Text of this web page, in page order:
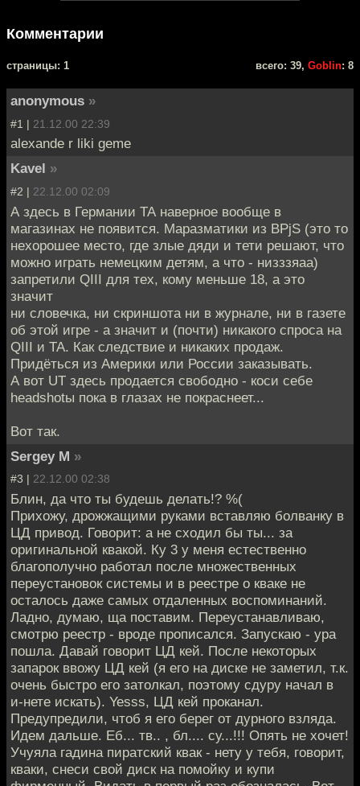
Комментарии
cтраницы: 1 всего: 39, Goblin: 8
anonymous »
#1 | 21.12.00 22:39
alexande r liki geme
Kavel »
#2 | 22.12.00 02:09
А здесь в Германии ТА наверное вообще в
магазинах не появится. Маразматики из BPjS (это то
нехорошее место, где злые дяди и тети решают, что
можно играть немецким детям, а что - низззяаа)
запретили QIII для тех, кому меньше 18, а это
значит
ни словечка, ни скриншота ни в журнале, ни в газете
об этой игре - а значит и (почти) никакого спроса на
QIII и ТА. Как следствие и никаких продаж.
Придёться из Америки или России заказывать.
А вот UT здесь продается свободно - коси себе
headshotы пока в глазах не покраснеет...
Вот так.
Sergey M »
#3 | 22.12.00 02:38
Блин, да что ты будешь делать!? %(
Прихожу, дрожжащими руками вставляю болванку в
ЦД привод. Говорит: а не сходил бы ты... за
оригинальной квакой. Ку 3 у меня естественно
благополучно работал после множественных
переустановок системы и в реестре о кваке не
осталось даже самых отдаленных воспоминаний.
Ладно, думаю, ща поставим. Переустанавливаю,
смотрю реестр - вроде прописался. Запускаю - ура
пошла. Давай говорит ЦД кей. После некоторых
запарок ввожу ЦД кей (я его на диске не заметил, т.к.
очень быстро его затолкал, поэтому сдуру начал в
и-нете искать). Yesss, ЦД кей проканал.
Предупредили, чтоб я его берег от дурного взляда.
Идем дальше. Еб... тв.. , бл.... су...!!! Опять не хочет!
Учуяла гадина пиратский квак - нету у тебя, говорит,
кваки, снеси свой диск на помойку и купи